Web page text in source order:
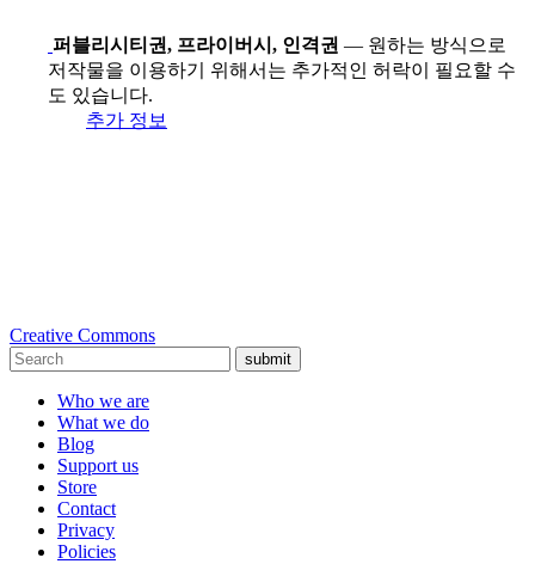
퍼블리시티권, 프라이버시, 인격권 — 원하는 방식으로
저작물을 이용하기 위해서는 추가적인 허락이 필요할 수
도 있습니다.
추가 정보
Creative Commons
submit
Who we are
What we do
Blog
Support us
Store
Contact
Privacy
Policies